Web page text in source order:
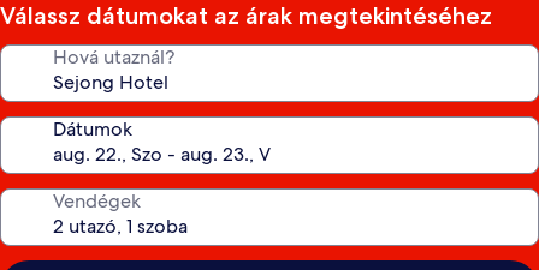
Válassz dátumokat az árak megtekintéséhez
Hová utaznál?
Dátumok
Vendégek